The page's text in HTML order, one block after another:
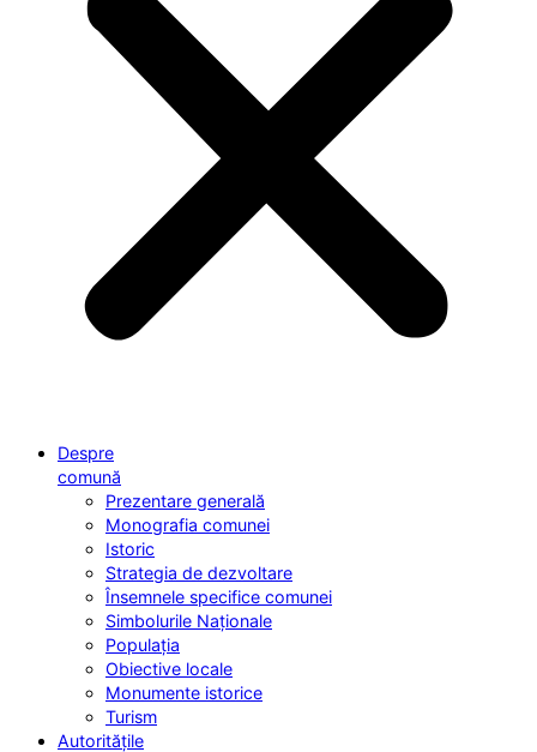
Despre
comună
Prezentare generală
Monografia comunei
Istoric
Strategia de dezvoltare
Însemnele specifice comunei
Simbolurile Naționale
Populația
Obiective locale
Monumente istorice
Turism
Autoritățile